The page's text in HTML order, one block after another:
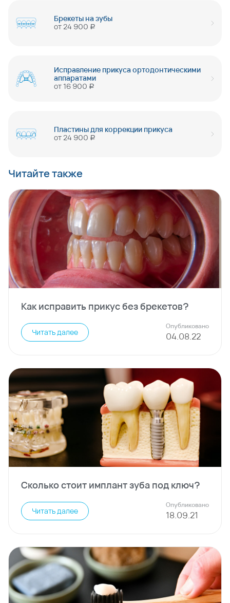
Брекеты на зубы
от 24 900 руб
Исправление прикуса ортодонтическими
аппаратами
от 16 900 руб
Пластины для коррекции прикуса
от 24 900 руб
Читайте также
Как исправить прикус без брекетов?
Читать далее
Опубликовано
04.08.22
Сколько стоит имплант зуба под ключ?
Читать далее
Опубликовано
18.09.21